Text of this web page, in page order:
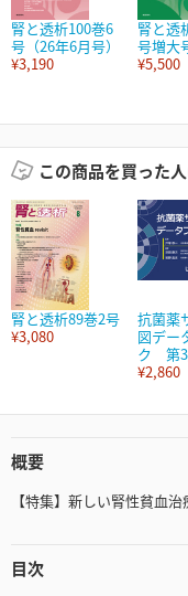
腎と透析100巻6
号（26年6月号）
¥3,190
腎と透
号増大
¥5,500
この商品を買った
腎と透析89巻2号
¥3,080
抗菌薬
図デー
ク 第
¥2,860
概要
【特集】新しい腎性貧血
目次